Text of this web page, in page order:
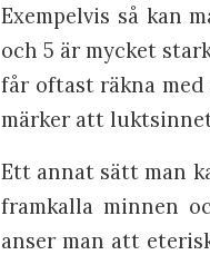
Exempelvis så kan
och 5 är mycket
får oftast räkna
märker att
Ett annat sätt man
framkalla minnen
anser man att